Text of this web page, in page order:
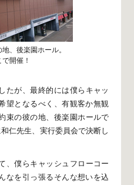
、後楽園ホール。
開催！
たが、最終的には僕らキャッ
望となるべく、有観客か無観
束の彼の地、 後楽園ホールで
和仁先生、実行委員会で決断し
、僕らキャッシュフローコー
なを引っ張る そんな想いを込